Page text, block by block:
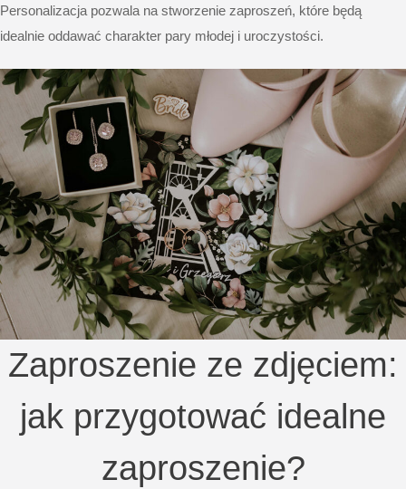
Personalizacja pozwala na stworzenie zaproszeń, które będą
idealnie oddawać charakter pary młodej i uroczystości.
Zaproszenie ze zdjęciem:
jak przygotować idealne
zaproszenie?